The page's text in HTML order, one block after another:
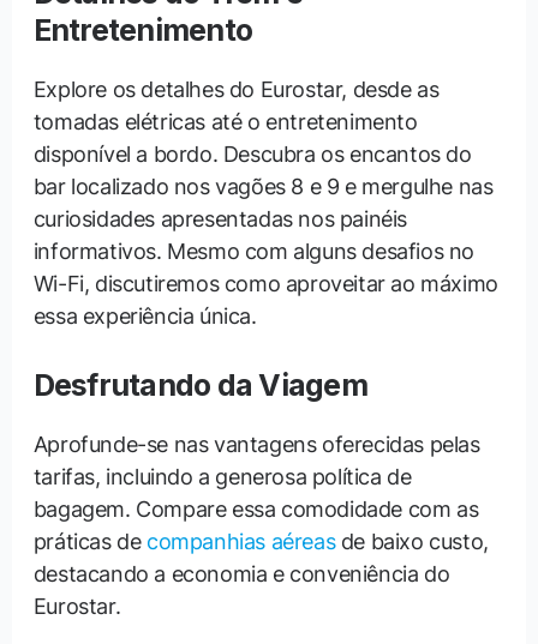
Entretenimento
Explore os detalhes do Eurostar, desde as
tomadas elétricas até o entretenimento
disponível a bordo. Descubra os encantos do
bar localizado nos vagões 8 e 9 e mergulhe nas
curiosidades apresentadas nos painéis
informativos. Mesmo com alguns desafios no
Wi-Fi, discutiremos como aproveitar ao máximo
essa experiência única.
Desfrutando da Viagem
Aprofunde-se nas vantagens oferecidas pelas
tarifas, incluindo a generosa política de
bagagem. Compare essa comodidade com as
práticas de companhias aéreasde baixo custo,
destacando a economia e conveniência do
Eurostar.